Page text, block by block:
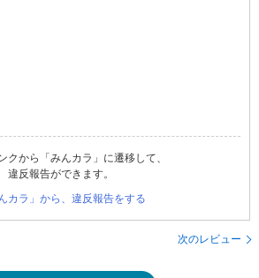
クから「みんカラ」に遷移して、
違反報告ができます。
んカラ」から、違反報告をする
次のレビュー